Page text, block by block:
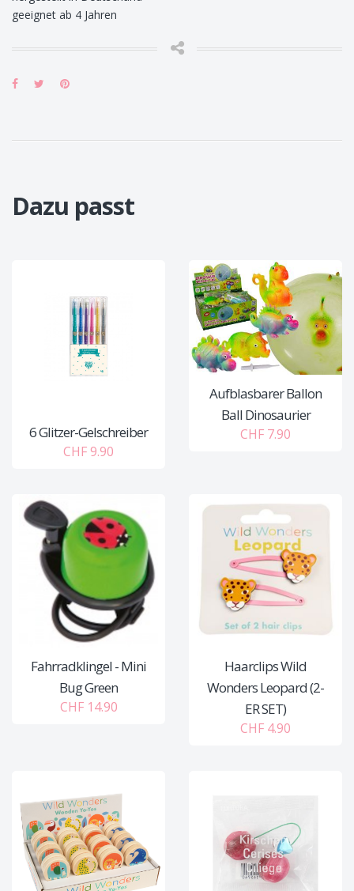
geeignet ab 4 Jahren
Dazu passt
6 Glitzer-Gelschreiber
CHF 9.90
Aufblasbarer Ballon
Ball Dinosaurier
CHF 7.90
Fahrradklingel - Mini
Bug Green
CHF 14.90
Haarclips Wild
Wonders Leopard (2-
ER SET)
CHF 4.90